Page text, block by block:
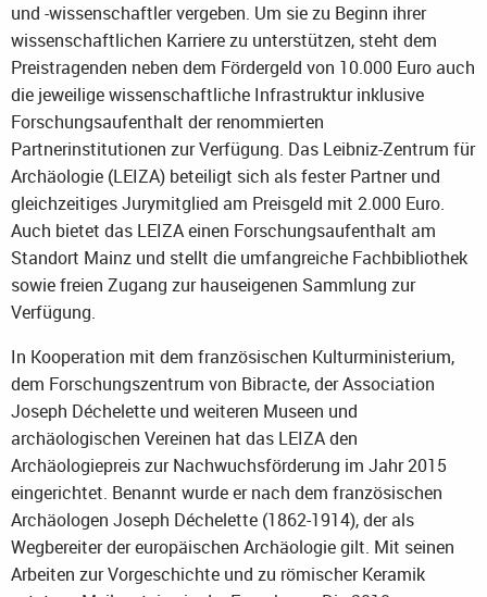
und -wissenschaftler vergeben. Um sie zu Beginn ihrer
wissenschaftlichen Karriere zu unterstützen, steht dem
Preistragenden neben dem Fördergeld von 10.000 Euro auch
die jeweilige wissenschaftliche Infrastruktur inklusive
Forschungsaufenthalt der renommierten
Partnerinstitutionen zur Verfügung. Das Leibniz-Zentrum für
Archäologie (LEIZA) beteiligt sich als fester Partner und
gleichzeitiges Jurymitglied am Preisgeld mit 2.000 Euro.
Auch bietet das LEIZA einen Forschungsaufenthalt am
Standort Mainz und stellt die umfangreiche Fachbibliothek
sowie freien Zugang zur hauseigenen Sammlung zur
Verfügung.
In Kooperation mit dem französischen Kulturministerium,
dem Forschungszentrum von Bibracte, der Association
Joseph Déchelette und weiteren Museen und
archäologischen Vereinen hat das LEIZA den
Archäologiepreis zur Nachwuchsförderung im Jahr 2015
eingerichtet. Benannt wurde er nach dem französischen
Archäologen Joseph Déchelette (1862-1914), der als
Wegbereiter der europäischen Archäologie gilt. Mit seinen
Arbeiten zur Vorgeschichte und zu römischer Keramik